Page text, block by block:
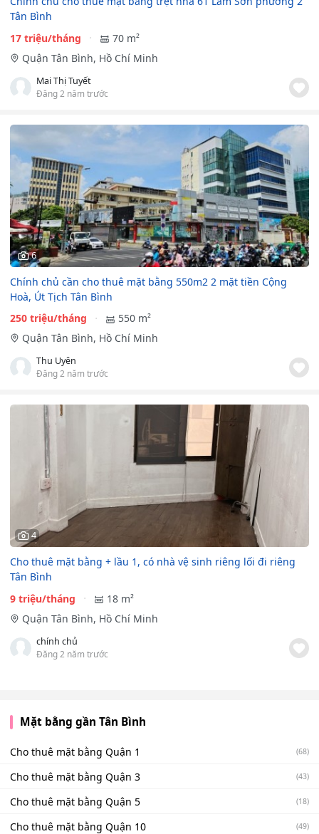
Tân Bình
17 triệu/tháng
70 m²
Quận Tân Bình, Hồ Chí Minh
Mai Thị Tuyết
Đăng 2 năm trước
6
Chính chủ cần cho thuê mặt bằng 550m2 2 mặt tiền Cộng
Hoà, Út Tịch Tân Bình
250 triệu/tháng
550 m²
Quận Tân Bình, Hồ Chí Minh
Thu Uyên
Đăng 2 năm trước
4
Cho thuê mặt bằng + lầu 1, có nhà vệ sinh riêng lối đi riêng
Tân Bình
9 triệu/tháng
18 m²
Quận Tân Bình, Hồ Chí Minh
chính chủ
Đăng 2 năm trước
Mặt bằng gần Tân Bình
Cho thuê mặt bằng Quận 1 (68)
Cho thuê mặt bằng Quận 3 (43)
Cho thuê mặt bằng Quận 5 (18)
Cho thuê mặt bằng Quận 10 (49)